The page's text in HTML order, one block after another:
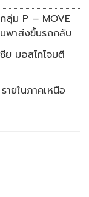
ลุ่ม P – MOVE
พาส่งขึ้นรถกลับ
ย มอสโกโจมตี
ยในภาคเหนือ